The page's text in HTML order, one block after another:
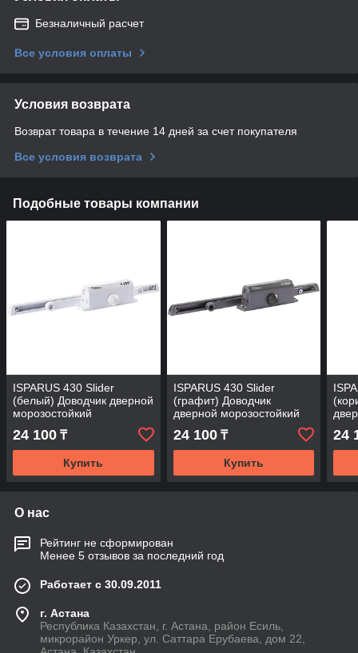
Безналичный расчет
Все условия оплаты
Условия возврата
Возврат товара в течение 14 дней за счет покупателя
Все условия возврата
Подобные товары компании
ISPARUS 430 Slider
(белый) Доводчик дверной
морозостойкий
24 100 ₸
Купить
ISPARUS 430 Slider
(графит) Доводчик
дверной морозостойкий
24 100₸
Купить
24
О нас
Рейтинг не сформирован
Менее 5 отзывов за последний год
Работает с 30.09.2011
г. Астана
Республика Казахстан, г. Астана, район Есиль,
микрорайон Уркер, ул. Саттара Ерубаева, дом 22,